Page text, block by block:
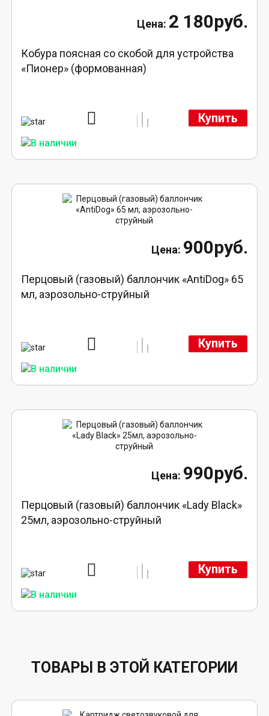
2 180руб.
Кобура поясная со скобой для устройства
«Пионер» (формованная)
Купить
900руб.
Перцовый (газовый) баллончик «AntiDog» 65
мл, аэрозольно-струйный
Купить
990руб.
Перцовый (газовый) баллончик «Lady Black»
25мл, аэрозольно-струйный
Купить
ТОВАРЫ В ЭТОЙ КАТЕГОРИИ